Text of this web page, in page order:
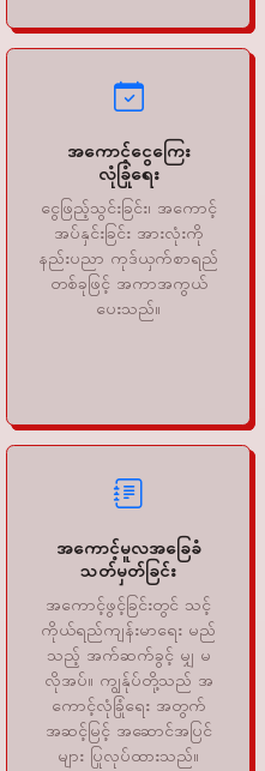
အကောင့်ငွေကြေး
လုံခြုံရေး
ငွေဖြည့်သွင်းခြင်း၊ အကောင့်
အပ်နှင်းခြင်း အားလုံးကို
နည်းပညာ ကုဒ်ယှက်စာရည်
တစ်ခုဖြင့် အကာအကွယ်
ပေးသည်။
အကောင့်မူလအခြေခံ
သတ်မှတ်ခြင်း
အကောင့်ဖွင့်ခြင်းတွင် သင့်
ကိုယ်ရည်ကျန်းမာရေး မည်
သည့် အက်ဆက်ခွင့် မျှ မ
လိုအပ်။ ကျွန်ုပ်တို့သည် အ
ကောင့်လုံခြုံရေး အတွက်
အဆင့်မြင့် အဆောင်အပြင်
များ ပြုလုပ်ထားသည်။